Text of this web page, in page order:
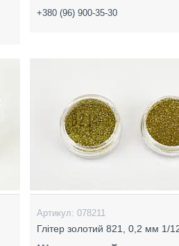
+380 (96) 900-35-30
078211
Глітер золотий 821, 0,2 мм 1/